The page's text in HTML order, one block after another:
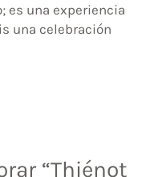
es una experiencia
una celebración
“Thiénot